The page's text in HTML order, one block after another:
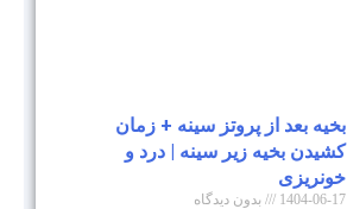
بخیه بعد از پروتز سینه + زمان
کشیدن بخیه زیر سینه | درد و
خونریزی
1404-06-17 بدون دیدگاه